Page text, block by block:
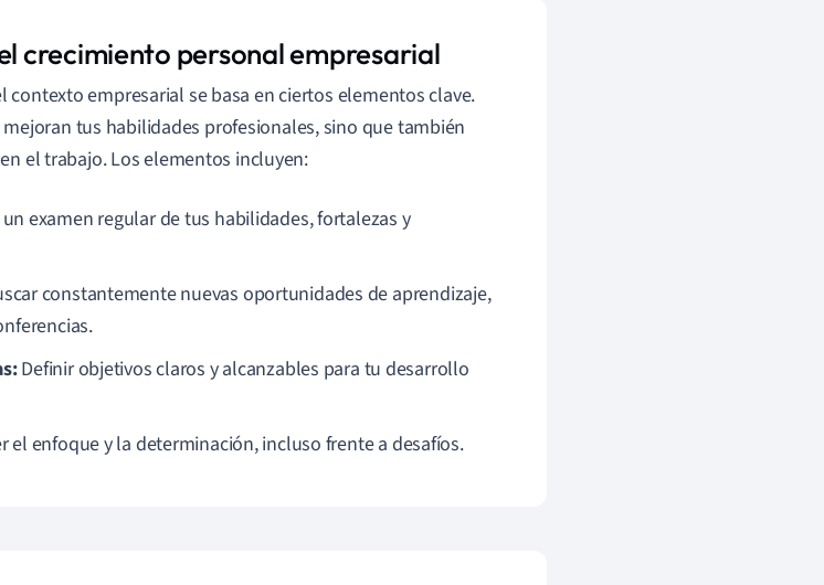
crecimiento personal empresarial
contexto empresarial se basa en ciertos elementos clave.
tus habilidades profesionales, sino que también
el trabajo. Los elementos incluyen:
examen regular de tus habilidades, fortalezas y
constantemente nuevas oportunidades de aprendizaje,
Definir objetivos claros y alcanzables para tu desarrollo
el enfoque y la determinación, incluso frente a desafíos.